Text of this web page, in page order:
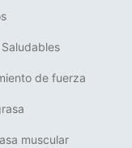
de fuerza
muscular